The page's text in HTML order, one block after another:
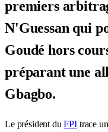
premiers
N'Guessan qui
Goudé hors
préparant une
Gbagbo.
Le président duFPItrace